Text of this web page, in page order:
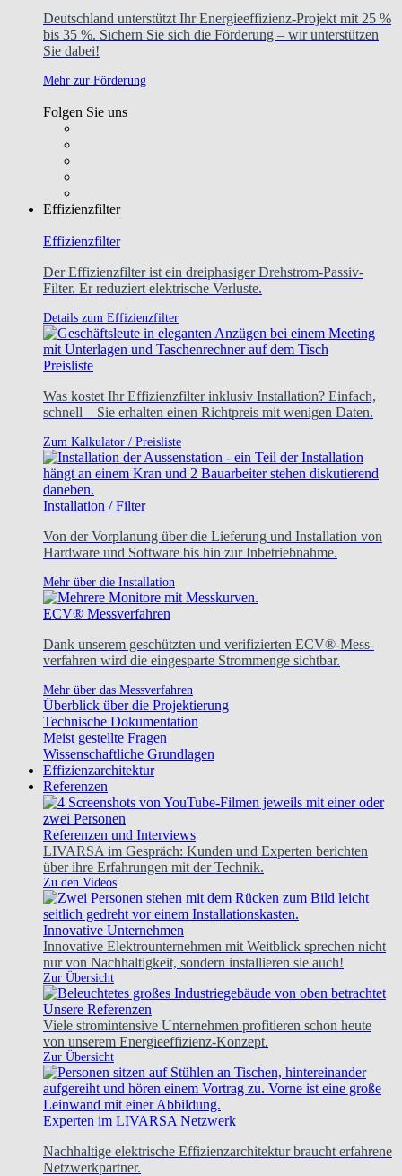
Deutschland unterstützt Ihr Energieeffizienz-Projekt mit 25 %
bis 35 %. Sichern Sie sich die Förderung – wir unterstützen
Sie dabei!
Mehr zur Förderung
Folgen Sie uns
Effizienzfilter
Effizienzfilter
Der Effizienzfilter ist ein dreiphasiger Drehstrom-Passiv-
Filter. Er reduziert elektrische Verluste.
Details zum Effizienzfilter
Preisliste
Was kostet Ihr Effizienzfilter inklusiv Installation? Einfach,
schnell – Sie erhalten einen Richtpreis mit wenigen Daten.
Zum Kalkulator / Preisliste
Installation / Filter
Von der Vorplanung über die Lieferung und Installation von
Hardware und Software bis hin zur Inbetriebnahme.
Mehr über die Installation
ECV® Messverfahren
Dank unserem geschützten und verifizierten ECV®-Mess-
verfahren wird die eingesparte Strommenge sichtbar.
Mehr über das Messverfahren
Überblick über die Projektierung
Technische Dokumentation
Meist gestellte Fragen
Wissenschaftliche Grundlagen
Effizienzarchitektur
Referenzen
Referenzen und Interviews
LIVARSA im Gespräch: Kunden und Experten berichten
über ihre Erfahrungen mit der Technik.
Zu den Videos
Innovative Unternehmen
Innovative Elektrounternehmen mit Weitblick sprechen nicht
nur von Nachhaltigkeit, sondern installieren sie auch!
Zur Übersicht
Unsere Referenzen
Viele stromintensive Unternehmen profitieren schon heute
von unserem Energieeffizienz-Konzept.
Zur Übersicht
Experten im LIVARSA Netzwerk
Nachhaltige elektrische Effizienzarchitektur braucht erfahrene
Netzwerkpartner.